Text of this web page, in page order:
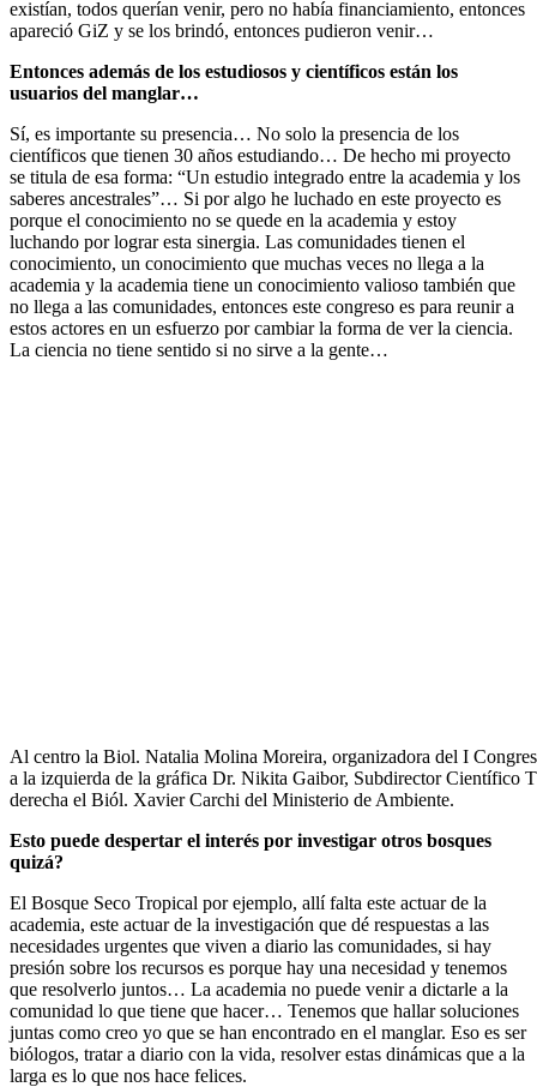
existían, todos querían venir, pero no había financiamiento, entonces
apareció GiZ y se los brindó, entonces pudieron venir…
Entonces además de los estudiosos y científicos están los
usuarios del manglar…
Sí, es importante su presencia… No solo la presencia de los
científicos que tienen 30 años estudiando… De hecho mi proyecto
se titula de esa forma: “Un estudio integrado entre la academia y los
saberes ancestrales”… Si por algo he luchado en este proyecto es
porque el conocimiento no se quede en la academia y estoy
luchando por lograr esta sinergia. Las comunidades tienen el
conocimiento, un conocimiento que muchas veces no llega a la
academia y la academia tiene un conocimiento valioso también que
no llega a las comunidades, entonces este congreso es para reunir a
estos actores en un esfuerzo por cambiar la forma de ver la ciencia.
La ciencia no tiene sentido si no sirve a la gente…
Al centro la Biol. Natalia Molina Moreira, organizadora del I
a la izquierda de la gráfica Dr. Nikita Gaibor, Subdirector Científico
derecha el Biól. Xavier Carchi del Ministerio de Ambiente.
Esto puede despertar el interés por investigar otros bosques
quizá?
El Bosque Seco Tropical por ejemplo, allí falta este actuar de la
academia, este actuar de la investigación que dé respuestas a las
necesidades urgentes que viven a diario las comunidades, si hay
presión sobre los recursos es porque hay una necesidad y tenemos
que resolverlo juntos… La academia no puede venir a dictarle a la
comunidad lo que tiene que hacer… Tenemos que hallar soluciones
juntas como creo yo que se han encontrado en el manglar. Eso es ser
biólogos, tratar a diario con la vida, resolver estas dinámicas que a la
larga es lo que nos hace felices.